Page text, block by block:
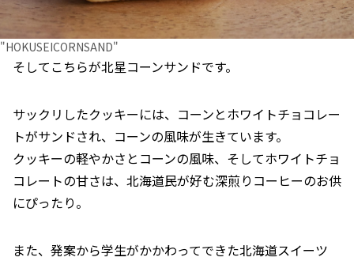
"HOKUSEICORNSAND"
そしてこちらが北星コーンサンドです。
サックリしたクッキーには、コーンとホワイトチョコレー
トがサンドされ、コーンの風味が生きています。
クッキーの軽やかさとコーンの風味、そしてホワイトチョ
コレートの甘さは、北海道民が好む深煎りコーヒーのお供
にぴったり。
また、発案から学生がかかわってできた北海道スイーツ